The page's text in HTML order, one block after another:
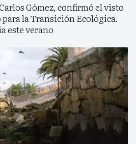
Gómez, confirmó el visto
la Transición Ecológica.
este verano